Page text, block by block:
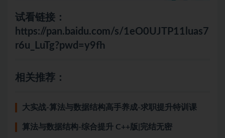
试看链接：
https://pan.baidu.com/s/1eO0UJTP11luas7
r6u_LuTg?pwd=y9fh
相关推荐：
大实战-算法与数据结构高手养成-求职提升特训课
算法与数据结构-综合提升 C++版|完结无密